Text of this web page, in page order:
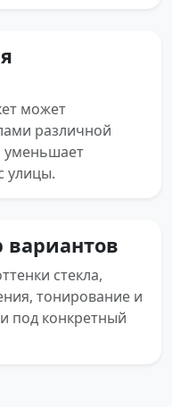
может
различной
уменьшает
улицы.
стекла,
тонирование и
под конкретный